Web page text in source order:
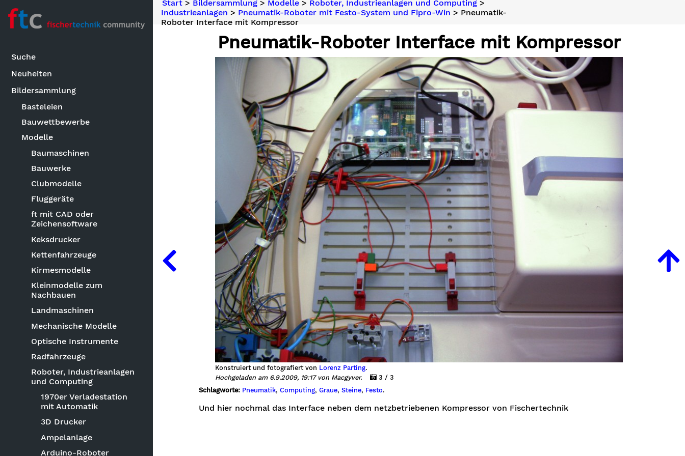
Suche
Neuheiten
Bildersammlung
Basteleien
Bauwettbewerbe
Modelle
Baumaschinen
Bauwerke
Clubmodelle
Fluggeräte
ft mit CAD oder
Zeichensoftware
Keksdrucker
Kettenfahrzeuge
Kirmesmodelle
Kleinmodelle zum
Nachbauen
Landmaschinen
Mechanische Modelle
Optische Instrumente
Radfahrzeuge
Roboter, Industrieanlagen
und Computing
1970er Verladestation
mit Automatik
3D Drucker
Ampelanlage
Arduino-Roboter
Start> Bildersammlung> Modelle> Roboter, Industrieanlagen und Computing>
Industrieanlagen > Pneumatik-Roboter mit Festo-System und Fipro-Win > Pneumatik-
Roboter Interface mit Kompressor
Pneumatik-Roboter Interface mit Kompressor
Konstruiert und fotografiert von Lorenz Parting.
Hochgeladen am 6.9.2009, 19:17 von Macgyver.
3 / 3
Schlagworte: Pneumatik, Computing, Graue, Steine, Festo.
Und hier nochmal das Interface neben dem netzbetriebenen Kompressor von Fischertechnik